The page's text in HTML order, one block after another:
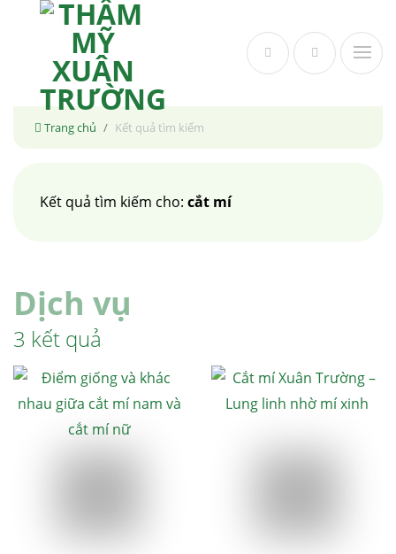
Trang chủ Kết quả tìm kiếm
Kết quả tìm kiếm cho: cắt mí
Dịch vụ
3 kết quả